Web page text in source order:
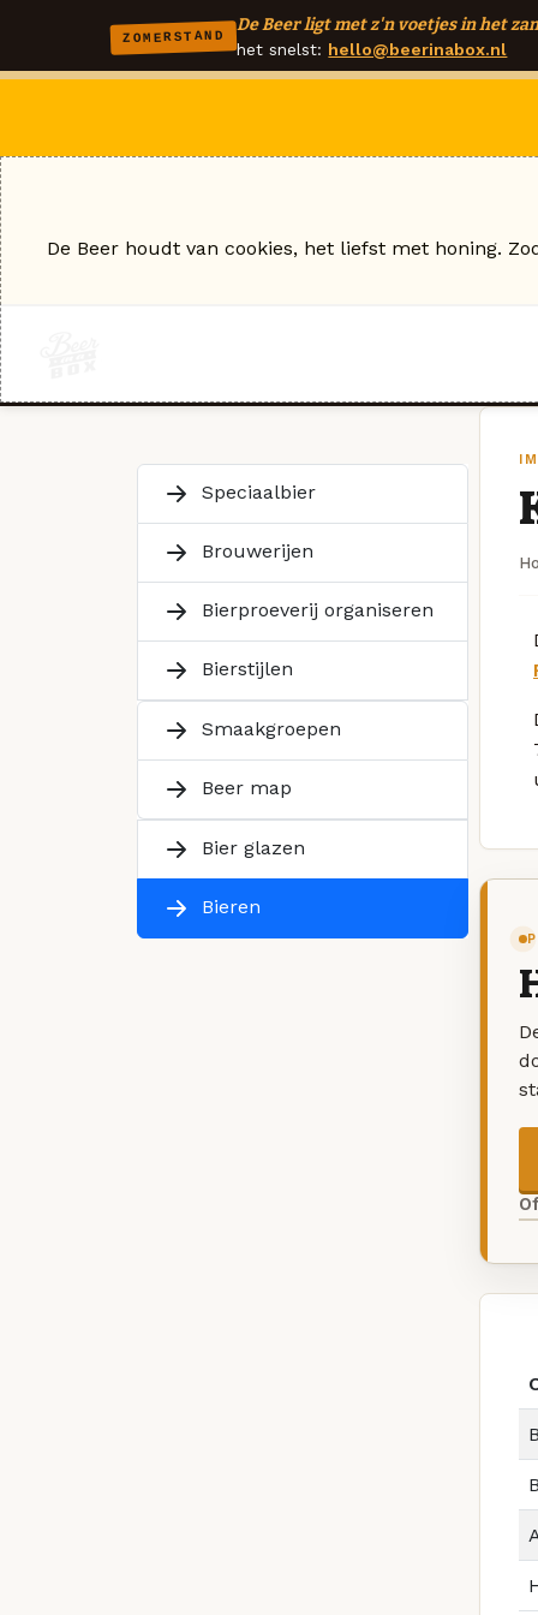
ZOMERSTAND
De Beer ligt met z'n voetjes in het
het snelst: hello@beerinabox.nl
Speciaalbier
Brouwerijen
Bierproeverij organiseren
Bierstijlen
Smaakgroepen
Beer map
Bier glazen
Bieren
De Beer houdt van cookies, het liefst met honing.